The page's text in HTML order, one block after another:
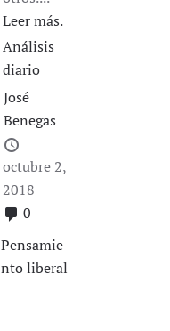
Leer más.
Análisis
diario
José
Benegas
octubre 2,
2018
0
Pensamie
nto liberal